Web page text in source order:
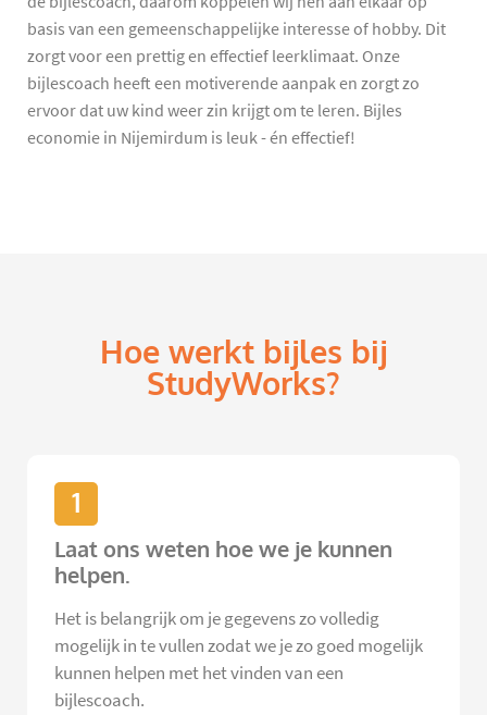
basis van een gemeenschappelijke interesse of hobby. Dit
zorgt voor een prettig en effectief leerklimaat. Onze
bijlescoach heeft een motiverende aanpak en zorgt zo
ervoor dat uw kind weer zin krijgt om te leren. Bijles
economie in Nijemirdum is leuk - én effectief!
Hoe werkt bijles bij
StudyWorks?
1
Laat ons weten hoe we je kunnen
helpen.
Het is belangrijk om je gegevens zo volledig
mogelijk in te vullen zodat we je zo goed mogelijk
kunnen helpen met het vinden van een
bijlescoach.